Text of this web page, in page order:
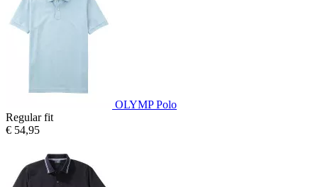
OLYMP Polo
Regular fit
€ 54,95